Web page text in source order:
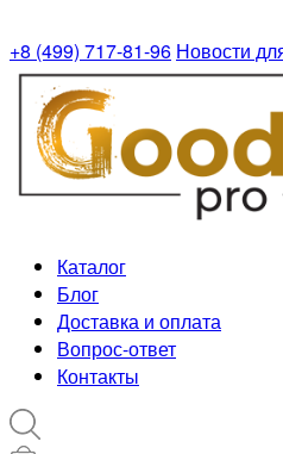
+8 (499) 717-81-96 Новости
Каталог
Блог
Доставка и оплата
Вопрос-ответ
Контакты